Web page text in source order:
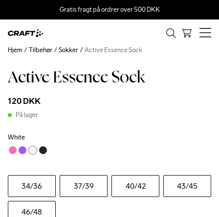
Gratis fragt på ordrer over 500 DKK
Active Essence Sock
120 DKK
På lager
White
34/36 37/39 40/42 43/45
46/48
Hjem Tilbehør Sokker Active Essence Sock